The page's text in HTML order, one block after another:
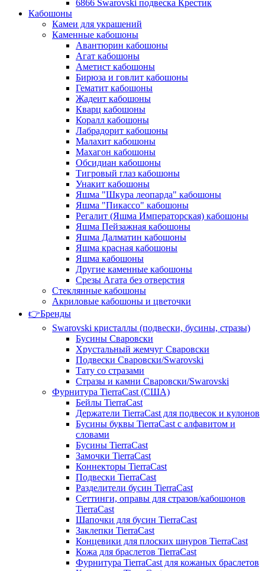
6866 Swarovski подвеска Крестик
Кабошоны
Камеи для украшений
Каменные кабошоны
Авантюрин кабошоны
Агат кабошоны
Аметист кабошоны
Бирюза и говлит кабошоны
Гематит кабошоны
Жадеит кабошоны
Кварц кабошоны
Коралл кабошоны
Лабрадорит кабошоны
Малахит кабошоны
Махагон кабошоны
Обсидиан кабошоны
Тигровый глаз кабошоны
Унакит кабошоны
Яшма "Шкура леопарда" кабошоны
Яшма "Пикассо" кабошоны
Регалит (Яшма Императорская) кабошоны
Яшма Пейзажная кабошоны
Яшма Далматин кабошоны
Яшма красная кабошоны
Яшма кабошоны
Другие каменные кабошоны
Срезы Агата без отверстия
Стеклянные кабошоны
Акриловые кабошоны и цветочки
👉Бренды
Swarovski кристаллы (подвески, бусины, стразы)
Бусины Сваровски
Хрустальный жемчуг Сваровски
Подвески Сваровски/Swarovski
Тату со стразами
Стразы и камни Сваровски/Swarovski
Фурнитура TierraCast (США)
Бейлы TierraCast
Держатели TierraCast для подвесок и кулонов
Бусины буквы TierraCast с алфавитом и
словами
Бусины TierraCast
Замочки TierraCast
Коннекторы TierraCast
Подвески TierraCast
Разделители бусин TierraCast
Сеттинги, оправы для стразов/кабошонов
TierraCast
Шапочки для бусин TierraCast
Заклепки TierraCast
Концевики для плоских шнуров TierraCast
Кожа для браслетов TierraCast
Фурнитура TierraCast для кожаных браслетов